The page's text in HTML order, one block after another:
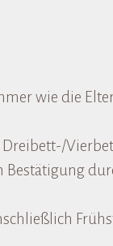
wie die